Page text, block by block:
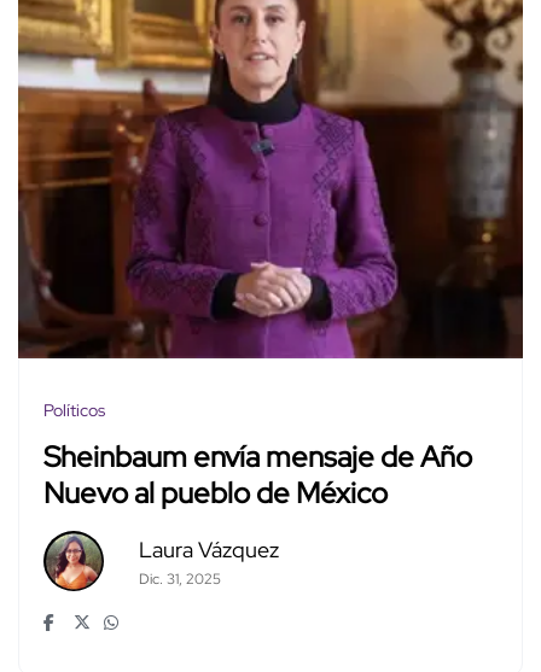
Políticos
Sheinbaum envía mensaje de Año
Nuevo al pueblo de México
Laura Vázquez
Dic. 31, 2025